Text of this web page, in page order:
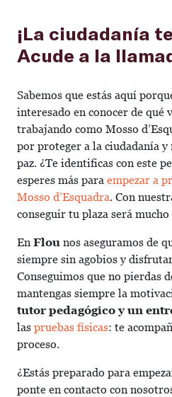
¡La ciudadanía
Acude a la
Sabemos que estás aquí
interesado en conocer de
trabajando como Mosso
por proteger a la ciudadanía
paz. ¿Te identificas con este
esperes más para empezar a
Mosso d’Esquadra. Con
conseguir tu plaza será
En Flou nos aseguramos de
siempre sin agobios y
Conseguimos que no pierdas
mantengas siempre la
tutor pedagógico y un
las pruebas físicas: te
proceso.
¿Estás preparado para
ponte en contacto con